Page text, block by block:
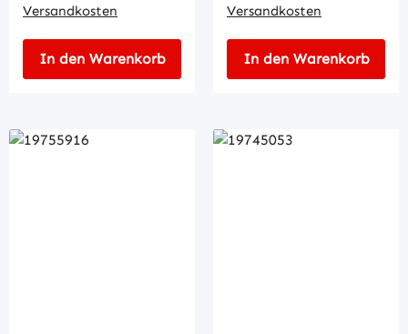
Versandkosten
In den Warenkorb
Versandkosten
In den Warenkorb